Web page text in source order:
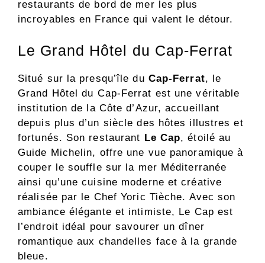
restaurants de bord de mer les plus
incroyables en France qui valent le détour.
Le Grand Hôtel du Cap-Ferrat
Situé sur la presqu’île du Cap-Ferrat, le
Grand Hôtel du Cap-Ferrat est une véritable
institution de la Côte d’Azur, accueillant
depuis plus d’un siècle des hôtes illustres et
fortunés. Son restaurant Le Cap, étoilé au
Guide Michelin, offre une vue panoramique à
couper le souffle sur la mer Méditerranée
ainsi qu’une cuisine moderne et créative
réalisée par le Chef Yoric Tièche. Avec son
ambiance élégante et intimiste, Le Cap est
l’endroit idéal pour savourer un dîner
romantique aux chandelles face à la grande
bleue.